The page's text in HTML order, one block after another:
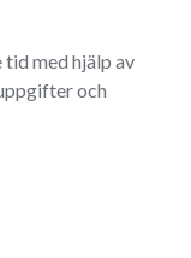
tid med hjälp av
och